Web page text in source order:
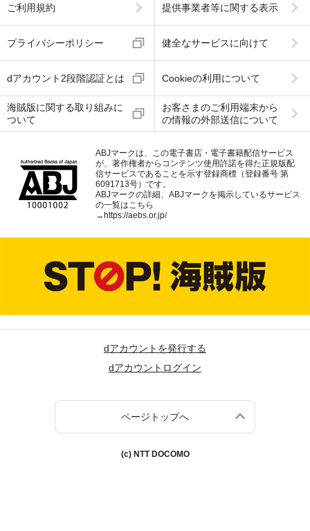
ご利用規約 提供事業者等に関する表示
プライバシーポリシー 健全なサービスに向けて
dアカウント2段階認証とは Cookieの利用について
海賊版に関する取り組みに
ついて
お客さまのご利用端末から
の情報の外部送信について
ABJマークは、この電子書店・電子書籍配信サービス
が、著作権者からコンテンツ使用許諾を得た正規版配
信サービスであることを示す登録商標（登録番号 第
6091713号）です。
ABJマークの詳細、ABJマークを掲示しているサービス
の一覧はこちら
→https://aebs.or.jp/
dアカウントを発行する
dアカウントログイン
ページトップへ
(c) NTT DOCOMO